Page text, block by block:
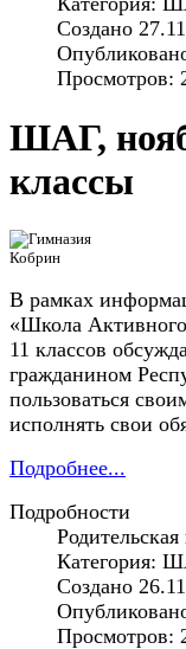
Создано
Просмотров:
ШАГ,
классы
В рамках
«Школа
11 классов
гражданином
пользоваться
исполнять свои
Подробнее...
Подробности
Родительская
Категория:
Создано
Просмотров: